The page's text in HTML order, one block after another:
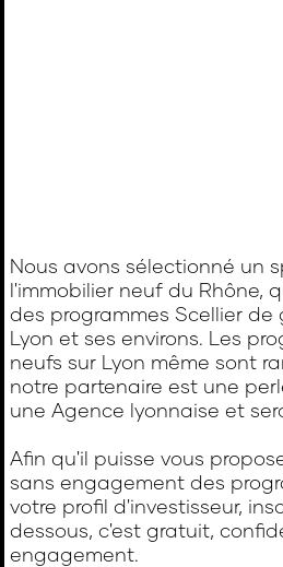
Nous avons sélectionné un
l'immobilier neuf du Rhône,
des programmes Scellier
Lyon et ses environs. Les
neufs sur Lyon même sont
notre partenaire est une
une Agence lyonnaise et
Afin qu'il puisse vous
sans engagement des
votre profil d'investisseur,
dessous, c'est gratuit,
engagement.